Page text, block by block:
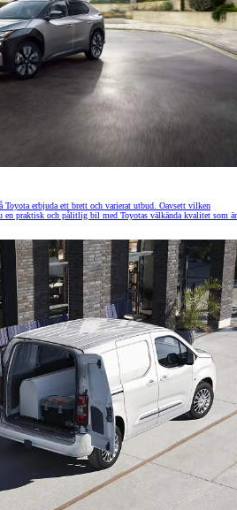
erbjuda ett brett och varierat utbud. Oavsett vilken
en praktisk och pålitlig bil med Toyotas välkända kvalitet som är